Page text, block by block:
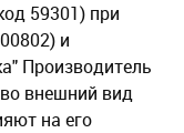
59301) при
и
Производитель
внешний вид
на его